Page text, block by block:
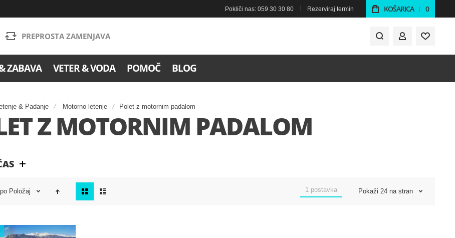
Pokliči nas: 059 30 30 80 Rezerviraj termin KOŠARICA 0
PREPROSTA ZAMENJAVA MOJ RAČUN
ZABAVA VETER & VODA POMOČ BLOG
& Padanje Motorno letenje Polet z motornim padalom
Z MOTORNIM PADALOM
Položaj
kot
1 postavka Pokaži 24 na stran